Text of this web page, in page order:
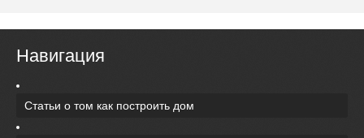
Навигация
Статьи о том как построить дом